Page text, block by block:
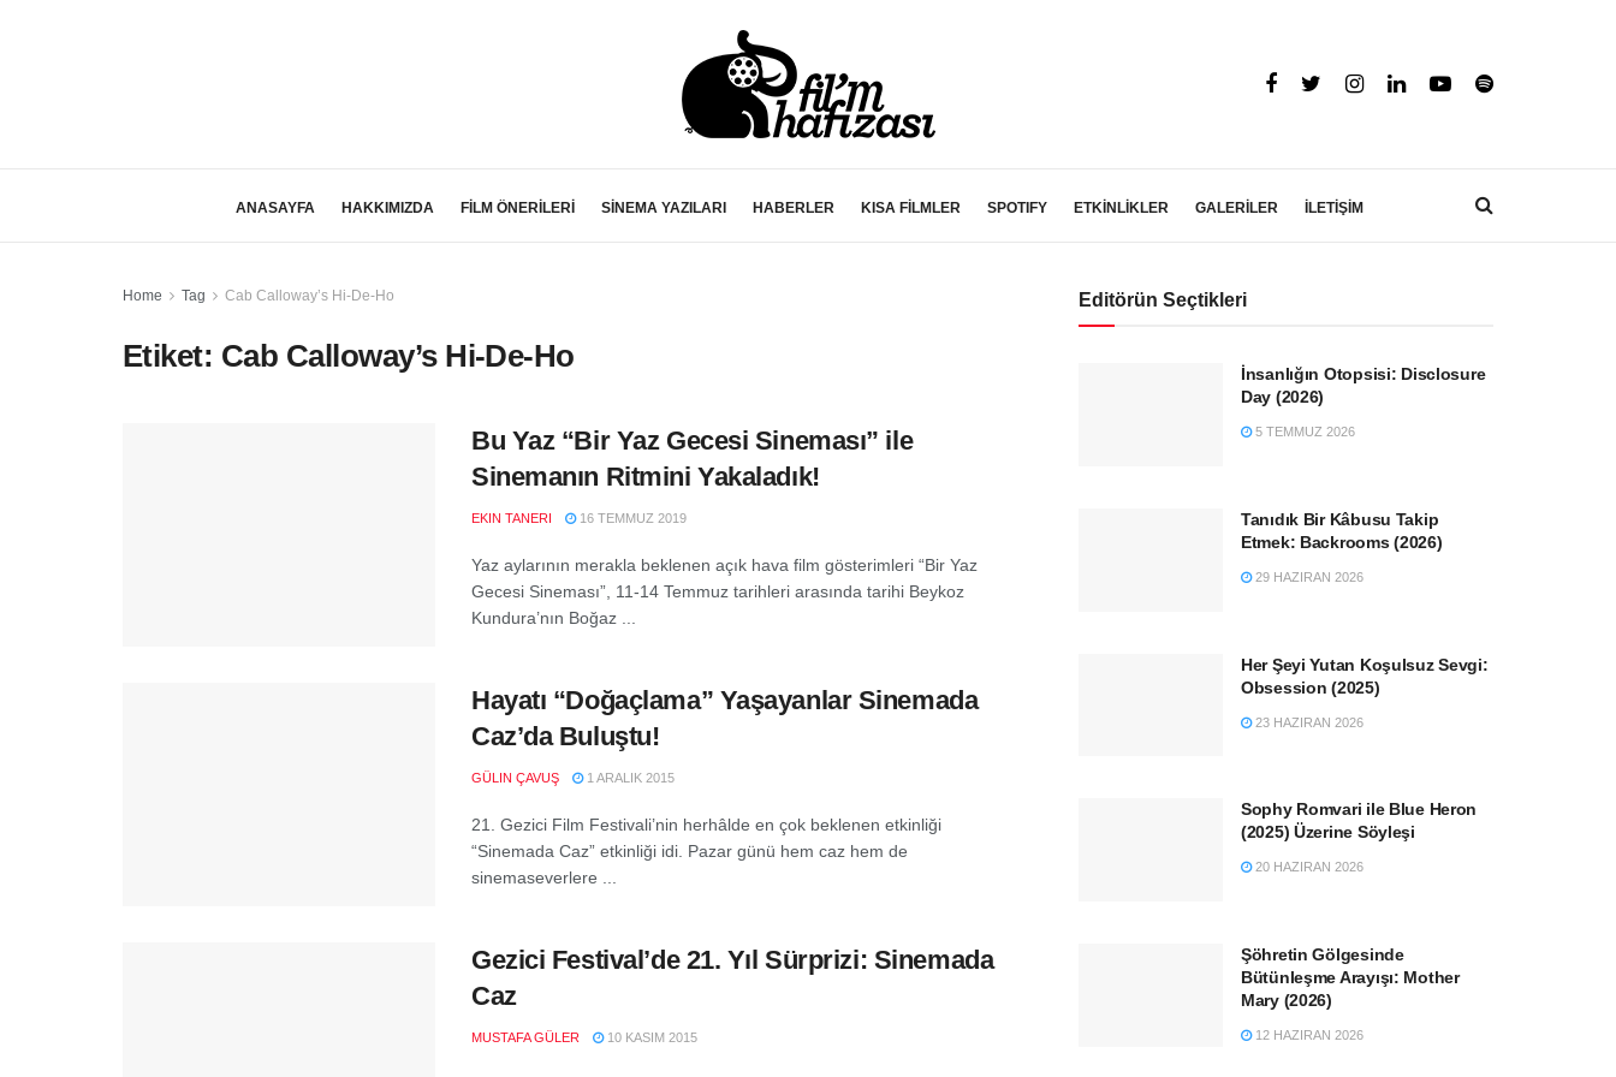
ANASAYFA HAKKIMIZDA FİLM ÖNERİLERİ SİNEMA YAZILARI HABERLER KISA FİLMLER SPOTIFY ETKİNLİKLER GALERİLER İLETİŞİM
Home Tag Cab Calloway’s Hi-De-Ho
Etiket: Cab Calloway’s Hi-De-Ho
Bu Yaz “Bir Yaz Gecesi Sineması” ile
Sinemanın Ritmini Yakaladık!
EKIN TANERI 16 TEMMUZ 2019
Yaz aylarının merakla beklenen açık hava film gösterimleri “Bir Yaz
Gecesi Sineması”, 11-14 Temmuz tarihleri arasında tarihi Beykoz
Kundura’nın Boğaz ...
Hayatı “Doğaçlama” Yaşayanlar Sinemada
Caz’da Buluştu!
GÜLIN ÇAVUŞ 1 ARALIK 2015
21. Gezici Film Festivali’nin herhâlde en çok beklenen etkinliği
“Sinemada Caz” etkinliği idi. Pazar günü hem caz hem de
sinemaseverlere ...
Gezici Festival’de 21. Yıl Sürprizi: Sinemada
Caz
MUSTAFA GÜLER 10 KASIM 2015
Editörün Seçtikleri
İnsanlığın Otopsisi: Disclosure
Day (2026)
5 TEMMUZ 2026
Tanıdık Bir Kâbusu Takip
Etmek: Backrooms (2026)
29 HAZIRAN 2026
Her Şeyi Yutan Koşulsuz Sevgi:
Obsession (2025)
23 HAZIRAN 2026
Sophy Romvari ile Blue Heron
(2025) Üzerine Söyleşi
20 HAZIRAN 2026
Şöhretin Gölgesinde
Bütünleşme Arayışı: Mother
Mary (2026)
12 HAZIRAN 2026